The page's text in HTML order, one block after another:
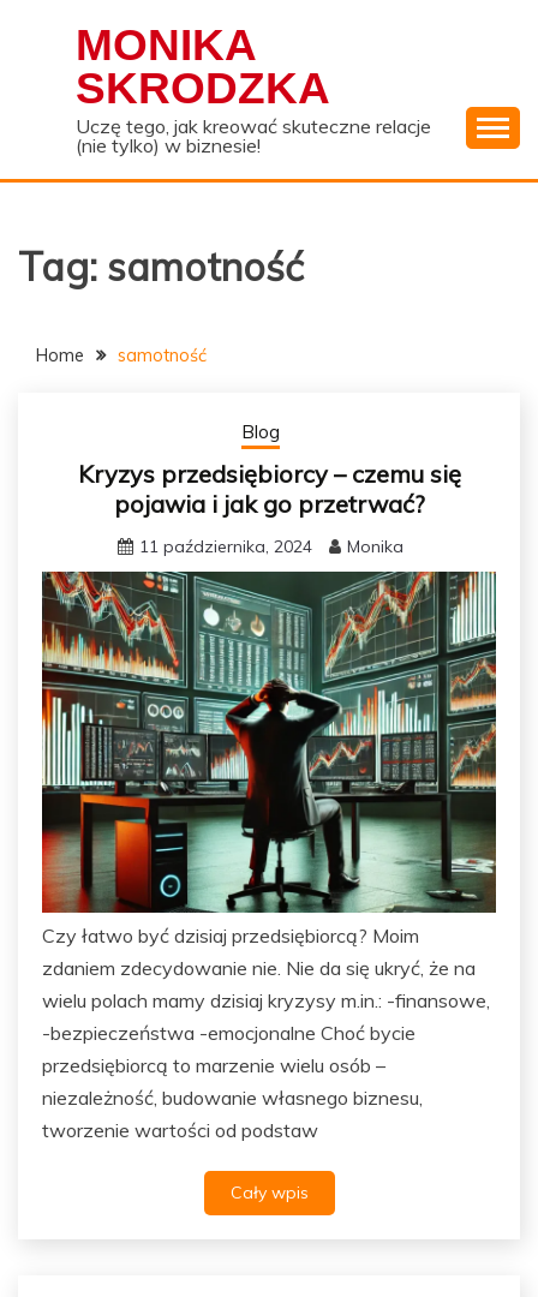
MONIKA
SKRODZKA
Uczę tego, jak kreować skuteczne relacje
(nie tylko) w biznesie!
Tag: samotność
Home samotność
Blog
Kryzys przedsiębiorcy – czemu się
pojawia i jak go przetrwać?
11 października, 2024 Monika
Czy łatwo być dzisiaj przedsiębiorcą? Moim
zdaniem zdecydowanie nie. Nie da się ukryć, że na
wielu polach mamy dzisiaj kryzysy m.in.: -finansowe,
-bezpieczeństwa -emocjonalne Choć bycie
przedsiębiorcą to marzenie wielu osób –
niezależność, budowanie własnego biznesu,
tworzenie wartości od podstaw
Cały wpis